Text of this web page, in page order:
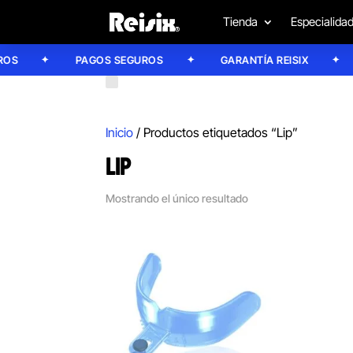
Tienda
PAGOS SEGUROS GARANTÍA REISIX
Inicio / Productos etiquetados “Lip”
LIP
Mostrando el único resultado